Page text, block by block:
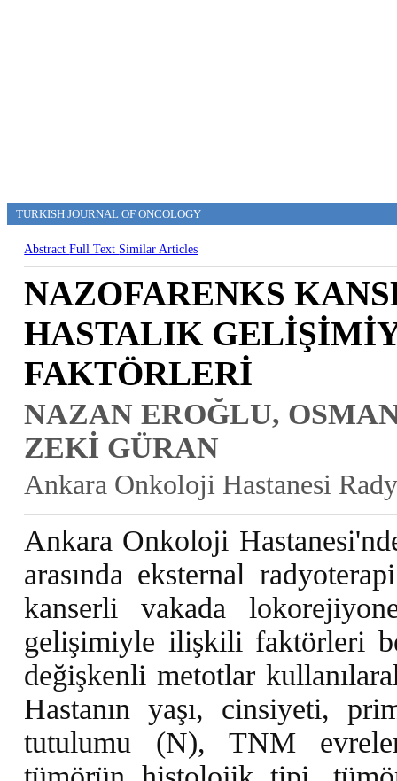
TURKISH JOURNAL OF ONCOLOGY
AbstractFull Text Similar Articles
NAZOFARENKS
HASTALIK
FAKTÖRLERİ
NAZAN EROĞLU,
ZEKİ GÜRAN
Ankara Onkoloji Hastanesi
Ankara Onkoloji
arasında eksternal
kanserli vakada
gelişimiyle ilişkili faktörleri
değişkenli metotlar
Hastanın yaşı, cinsiyeti,
tutulumu (N), TNM